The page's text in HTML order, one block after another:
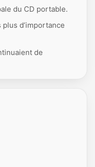
du CD portable.
d’importance
de